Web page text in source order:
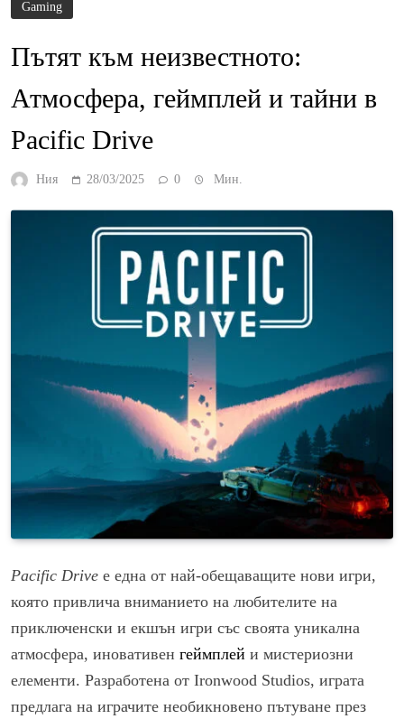
Gaming
Пътят към неизвестното:
Атмосфера, геймплей и тайни в
Pacific Drive
Ния 28/03/2025 0 Мин.
Pacific Drive е една от най-обещаващите нови игри,
която привлича вниманието на любителите на
приключенски и екшън игри със своята уникална
атмосфера, иновативен геймплей и мистериозни
елементи. Разработена от Ironwood Studios, играта
предлага на играчите необикновено пътуване през